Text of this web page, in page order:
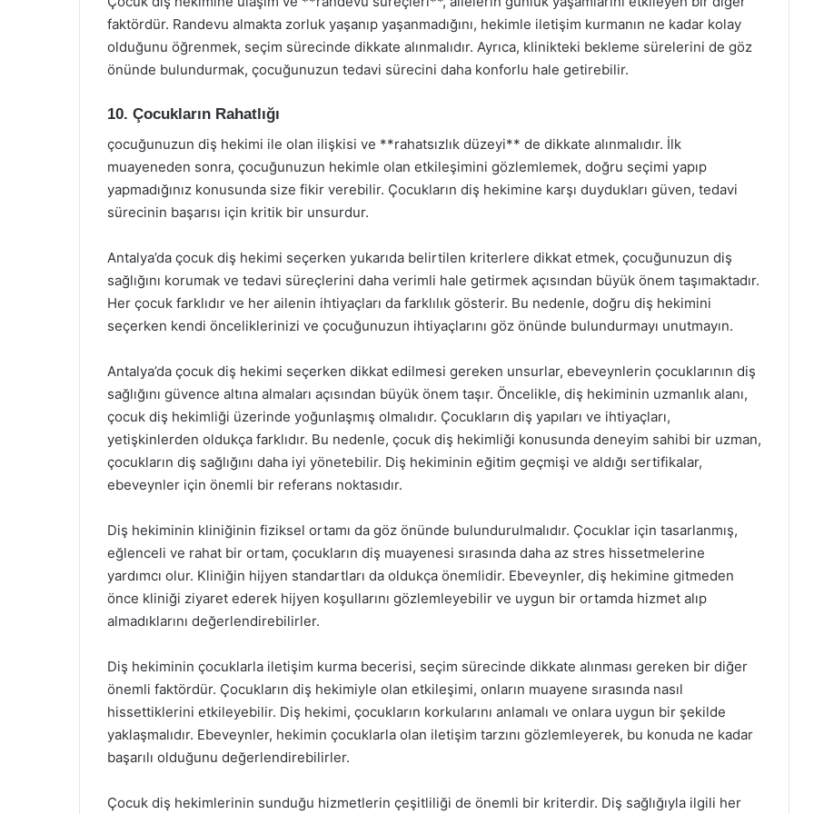
faktördür. Randevu almakta zorluk yaşanıp yaşanmadığını, hekimle iletişim kurmanın ne kadar kolay
olduğunu öğrenmek, seçim sürecinde dikkate alınmalıdır. Ayrıca, klinikteki bekleme sürelerini de göz
önünde bulundurmak, çocuğunuzun tedavi sürecini daha konforlu hale getirebilir.
10. Çocukların Rahatlığı
çocuğunuzun diş hekimi ile olan ilişkisi ve **rahatsızlık düzeyi** de dikkate alınmalıdır. İlk
muayeneden sonra, çocuğunuzun hekimle olan etkileşimini gözlemlemek, doğru seçimi yapıp
yapmadığınız konusunda size fikir verebilir. Çocukların diş hekimine karşı duydukları güven, tedavi
sürecinin başarısı için kritik bir unsurdur.
Antalya’da çocuk diş hekimi seçerken yukarıda belirtilen kriterlere dikkat etmek, çocuğunuzun diş
sağlığını korumak ve tedavi süreçlerini daha verimli hale getirmek açısından büyük önem taşımaktadır.
Her çocuk farklıdır ve her ailenin ihtiyaçları da farklılık gösterir. Bu nedenle, doğru diş hekimini
seçerken kendi önceliklerinizi ve çocuğunuzun ihtiyaçlarını göz önünde bulundurmayı unutmayın.
Antalya’da çocuk diş hekimi seçerken dikkat edilmesi gereken unsurlar, ebeveynlerin çocuklarının diş
sağlığını güvence altına almaları açısından büyük önem taşır. Öncelikle, diş hekiminin uzmanlık alanı,
çocuk diş hekimliği üzerinde yoğunlaşmış olmalıdır. Çocukların diş yapıları ve ihtiyaçları,
yetişkinlerden oldukça farklıdır. Bu nedenle, çocuk diş hekimliği konusunda deneyim sahibi bir uzman,
çocukların diş sağlığını daha iyi yönetebilir. Diş hekiminin eğitim geçmişi ve aldığı sertifikalar,
ebeveynler için önemli bir referans noktasıdır.
Diş hekiminin kliniğinin fiziksel ortamı da göz önünde bulundurulmalıdır. Çocuklar için tasarlanmış,
eğlenceli ve rahat bir ortam, çocukların diş muayenesi sırasında daha az stres hissetmelerine
yardımcı olur. Kliniğin hijyen standartları da oldukça önemlidir. Ebeveynler, diş hekimine gitmeden
önce kliniği ziyaret ederek hijyen koşullarını gözlemleyebilir ve uygun bir ortamda hizmet alıp
almadıklarını değerlendirebilirler.
Diş hekiminin çocuklarla iletişim kurma becerisi, seçim sürecinde dikkate alınması gereken bir diğer
önemli faktördür. Çocukların diş hekimiyle olan etkileşimi, onların muayene sırasında nasıl
hissettiklerini etkileyebilir. Diş hekimi, çocukların korkularını anlamalı ve onlara uygun bir şekilde
yaklaşmalıdır. Ebeveynler, hekimin çocuklarla olan iletişim tarzını gözlemleyerek, bu konuda ne kadar
başarılı olduğunu değerlendirebilirler.
Çocuk diş hekimlerinin sunduğu hizmetlerin çeşitliliği de önemli bir kriterdir. Diş sağlığıyla ilgili her